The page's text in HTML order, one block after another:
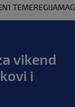
N1 TEMEREGIJA
vikend
i